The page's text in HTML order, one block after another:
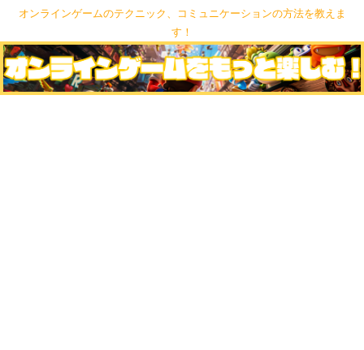
オンラインゲームのテクニック、コミュニケーションの方法を教えま
す！